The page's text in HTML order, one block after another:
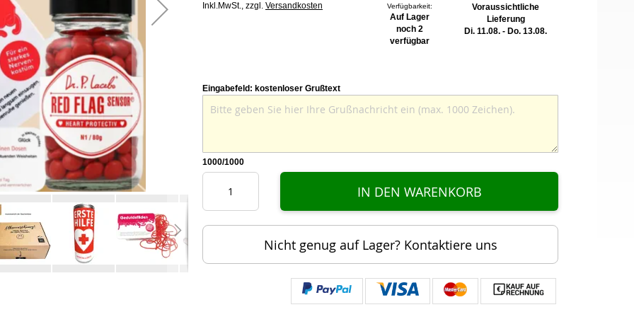
Inkl.MwSt., zzgl. Versandkosten Verfügbarkeit:
Auf Lager
noch 2
verfügbar
Voraussichtliche
Lieferung
Di. 11.08. - Do. 13.08.
Eingabefeld: kostenloser Grußtext
1000/1000
IN DEN WARENKORB
Nicht genug auf Lager? Kontaktiere uns